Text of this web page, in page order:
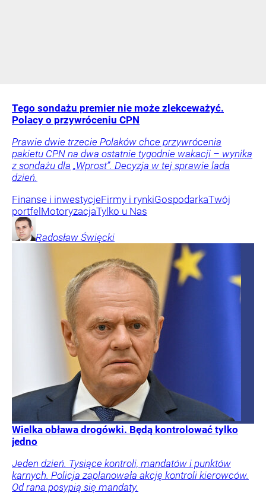
Tego sondażu premier nie może zlekceważyć.
Polacy o przywróceniu CPN
Prawie dwie trzecie Polaków chce przywrócenia
pakietu CPN na dwa ostatnie tygodnie wakacji – wynika
z sondażu dla „Wprost”. Decyzja w tej sprawie lada
dzień.
Finanse i inwestycjeFirmy i rynkiGospodarkaTwój
portfel MotoryzacjaTylko u Nas
Radosław Święcki
Wielka obława drogówki. Będą kontrolować tylko
jedno
Jeden dzień. Tysiące kontroli, mandatów i punktów
karnych. Policja zaplanowała akcję kontroli kierowców.
Od rana posypią się mandaty.